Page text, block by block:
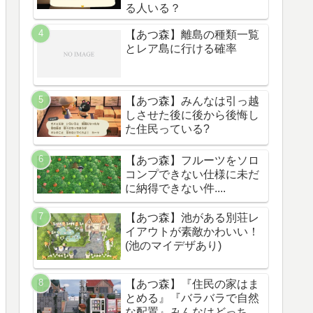
る人いる？
【あつ森】離島の種類一覧
とレア島に行ける確率
【あつ森】みんなは引っ越
しさせた後に後から後悔し
た住民っている?
【あつ森】フルーツをソロ
コンプできない仕様に未だ
に納得できない件....
【あつ森】池がある別荘レ
イアウトが素敵かわいい！
(池のマイデザあり)
【あつ森】『住民の家はま
とめる』『バラバラで自然